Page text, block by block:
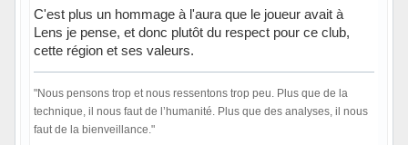
C'est plus un hommage à l'aura que le joueur avait à
Lens je pense, et donc plutôt du respect pour ce club,
cette région et ses valeurs.
"Nous pensons trop et nous ressentons trop peu. Plus que de la
technique, il nous faut de l’humanité. Plus que des analyses, il nous
faut de la bienveillance."